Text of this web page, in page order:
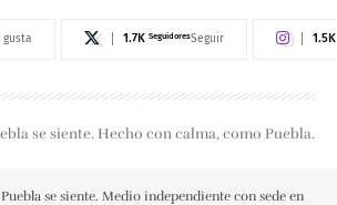
gusta 1.7K SeguidoresSeguir 1.5K
se siente. Hecho con calma, como Puebla.
se siente. Medio independiente con sede en